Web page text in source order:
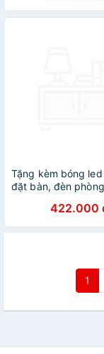
Tặng kèm bóng
đặt bàn, đèn
422.000
1